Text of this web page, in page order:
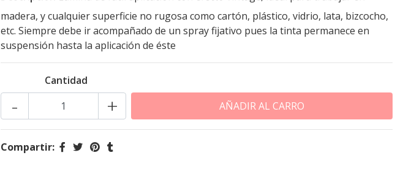
madera, y cualquier superficie no rugosa como cartón, plástico, vidrio, lata, bizcocho,
etc. Siempre debe ir acompañado de un spray fijativo pues la tinta permanece en
suspensión hasta la aplicación de éste
Cantidad
+
-
Compartir: